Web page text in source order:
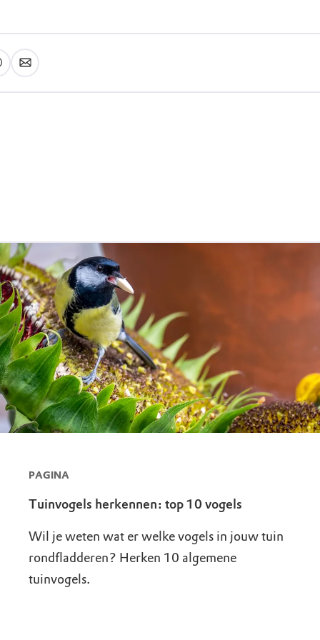
PAGINA
Tuinvogels herkennen: top 10 vogels
Wil je weten wat er welke vogels in jouw tuin
rondfladderen? Herken 10 algemene
tuinvogels.